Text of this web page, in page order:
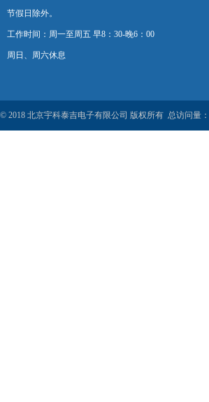
节假日除外。
工作时间：周一至周五 早8：30-晚6：00
周日、周六休息
© 2018 北京宇科泰吉电子有限公司 版权所有 总访问量：